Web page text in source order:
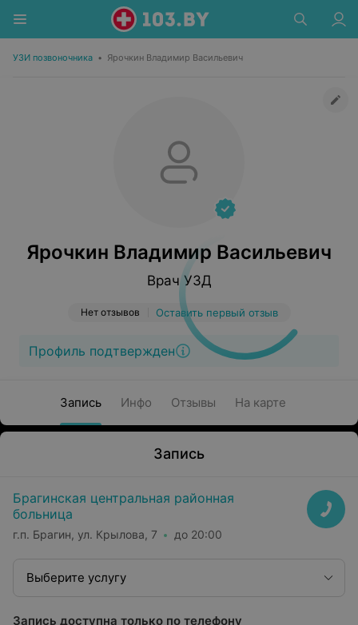
УЗИ позвоночника • Ярочкин Владимир Васильевич
Ярочкин Владимир Васильевич
Врач УЗД
Нет отзывов Оставить первый отзыв
Профиль подтвержден
Запись Инфо Отзывы На карте
Запись
Брагинская центральная районная
больница
г.п. Брагин, ул. Крылова, 7 до 20:00
Выберите услугу
Запись доступна только по телефону